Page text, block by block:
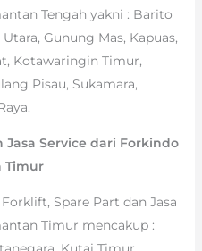
Tengah yakni : Barito
Gunung Mas, Kapuas,
Kotawaringin Timur,
Pisau, Sukamara,
Service dari Forkindo
Timur
Spare Part dan Jasa
Timur mencakup :